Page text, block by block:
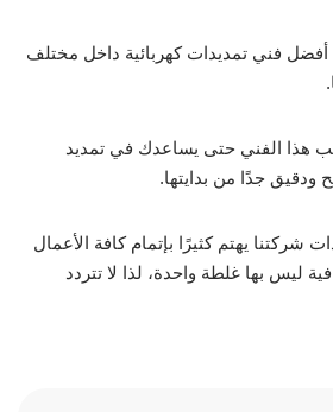
فني تمديدات كهربائية داخل مختلف
هذا الفني حتى يساعدك في تمديد
جدًا من بدايتها.
شركتنا يهتم كثيرًا بإتمام كافة الأعمال
ليس بها غلطة واحدة، لذا لا تتردد